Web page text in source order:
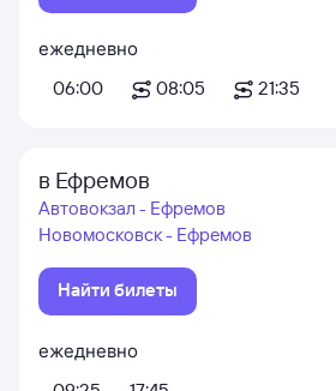
ежедневно
06:00
08:05 21:35
в Ефремов
Автовокзал - Ефремов
Новомосковск - Ефремов
Найти билеты
ежедневно